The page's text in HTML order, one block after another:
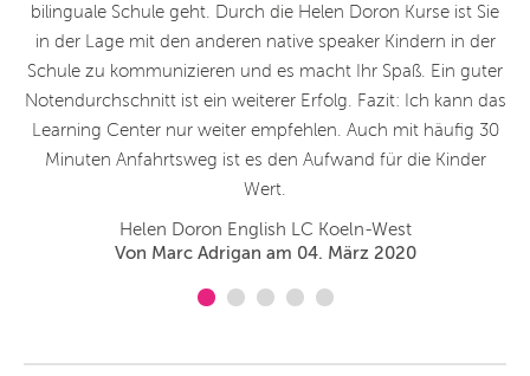
bilinguale Schule geht. Durch die Helen Doron Kurse ist Sie
in der Lage mit den anderen native speaker Kindern in der
Schule zu kommunizieren und es macht Ihr Spaß. Ein guter
Notendurchschnitt ist ein weiterer Erfolg. Fazit: Ich kann das
Learning Center nur weiter empfehlen. Auch mit häufig 30
Minuten Anfahrtsweg ist es den Aufwand für die Kinder
Wert.
Helen Doron English LC Koeln-West
Von Marc Adrigan am 04. März 2020